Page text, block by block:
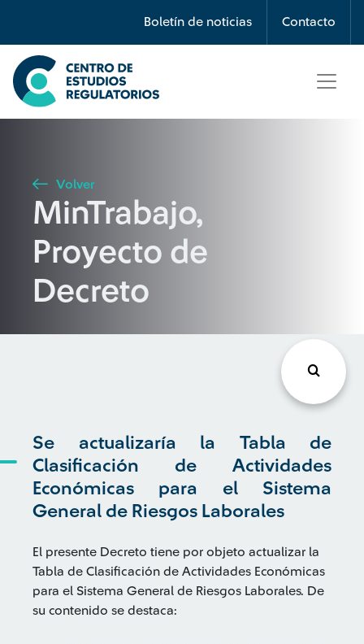
Boletín de noticias Contacto
Búsqueda
Seleccione país
Buscar
Volver
MinTrabajo,
Proyecto de
Decreto
Se actualizaría la Tabla de
Clasificación de Actividades
Económicas para el Sistema
General de Riesgos Laborales
El presente Decreto tiene por objeto actualizar la
Tabla de Clasificación de Actividades Económicas
para el Sistema General de Riesgos Laborales. De
su contenido se destaca: